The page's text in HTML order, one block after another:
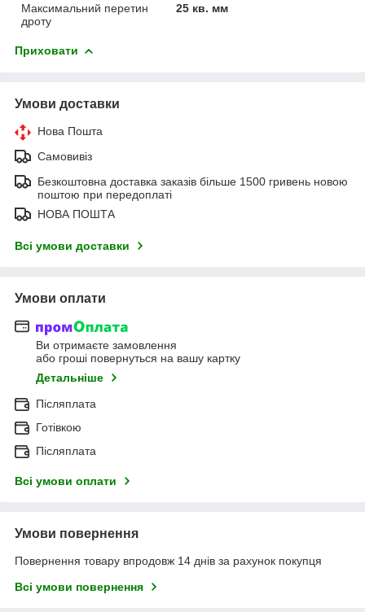
Максимальний перетин
дроту
25 кв. мм
Приховати
Умови доставки
Нова Пошта
Самовивіз
Безкоштовна доставка заказів більше 1500 гривень новою
поштою при передоплаті
НОВА ПОШТА
Всі умови доставки
Умови оплати
Ви отримаєте замовлення
або гроші повернуться на вашу картку
Детальніше
Післяплата
Готівкою
Післяплата
Всі умови оплати
Умови повернення
Повернення товару впродовж 14 днів за рахунок покупця
Всі умови повернення